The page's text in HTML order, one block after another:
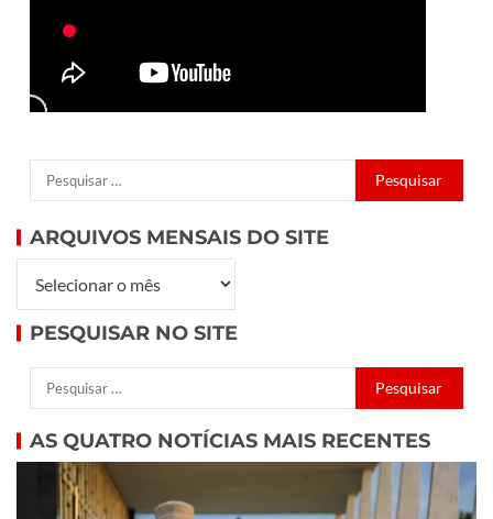
ARQUIVOS MENSAIS DO SITE
PESQUISAR NO SITE
AS QUATRO NOTÍCIAS MAIS RECENTES